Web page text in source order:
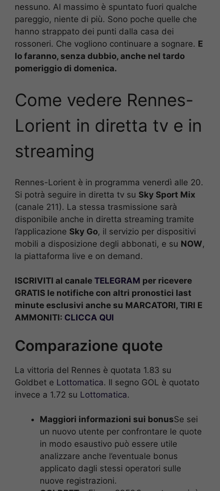
nessuno. Al massimo è spuntato fuori qualche
pareggio, niente di più. Sono poche quelle che
hanno strappato dei punti dalla casa dei
rossoneri. Che vogliono continuare a sognare. E
lo faranno, senza dubbio, anche nel tardo
pomeriggio di domenica.
Come vedere Rennes-
Lorient in diretta tv e in
streaming
Rennes-Lorient è in programma venerdì alle 20.
Si potrà seguire in diretta tv su Sky Sport Mix
(canale 211). La stessa trasmissione sarà
disponibile anche in diretta streaming tramite
l’applicazione Sky Go, il servizio per dispositivi
mobili a disposizione degli abbonati, e su NOW,
la piattaforma live e on demand.
ISCRIVITI al canale TELEGRAM per ricevere
GRATIS le notifiche con altri pronostici last
minute esclusivi anche su MARCATORI, TIRI E
AMMONITI: CLICCA QUI
Comparazione quote
La vittoria del Rennes è quotata 1.83 su
Goldbet e Lottomatica. Il segno GOL è quotato
invece a 1.72 su Lottomatica.
Maggiori informazioni sui bonusSe sei
un nuovo utente per confrontare le quote
in modo esaustivo può essere utile
analizzare anche l’eventuale bonus
applicato dagli stessi operatori sulle
nuove registrazioni.